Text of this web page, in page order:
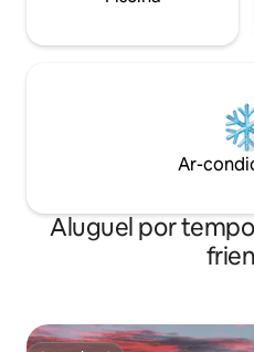
Ar-
Aluguel por